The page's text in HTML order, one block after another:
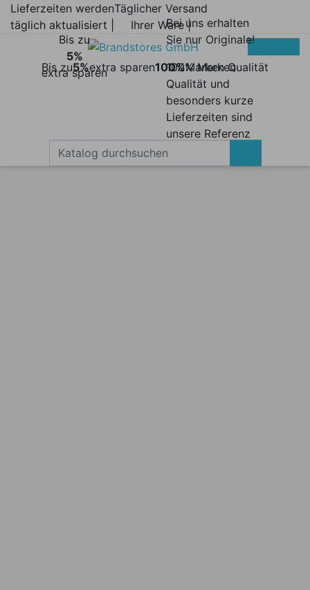
Lieferzeiten werden
täglich aktualisiert |
Täglicher Versand
Ihrer Ware |
Bis zu5%extra sparen
Bis zu
5%
extra sparen
100%Marken Qualität
Bei uns erhalten
Sie nur Originale!
100% Marken
Qualität und
besonders kurze
Lieferzeiten sind
unsere Referenz